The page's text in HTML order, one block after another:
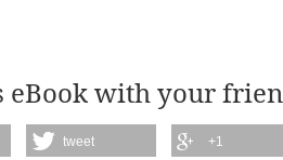
eBook with your
tweet +1